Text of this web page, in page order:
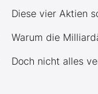
Diese vier Aktien
Warum die
Doch nicht alles